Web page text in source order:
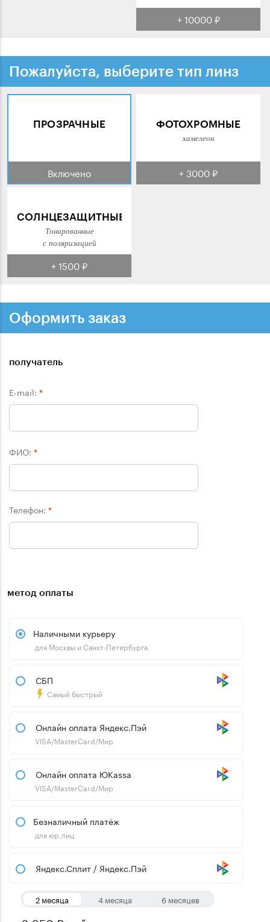
+ 10000 ₽
Пожалуйста, выберите тип линз
ПРОЗРАЧНЫЕ
Включено
ФОТОХРОМНЫЕ
хамелеон
+ 3000 ₽
СОЛНЦЕЗАЩИТНЫЕ
Тонированные
с поляризацией
+ 1500 ₽
Оформить заказ
получатель
E-mail: *
ФИО: *
Телефон: *
метод оплаты
Наличными курьеру
для Москвы и Санкт-Петербурга
СБП
Самый быстрый
Онлайн оплата Яндекс.Пэй
VISA/MasterCard/Мир
Онлайн оплата ЮKassa
VISA/MasterCard/Мир
Безналичный платёж
для юр.лиц
Яндекс.Сплит / Яндекс.Пэй
2 месяца 4 месяца 6 месяцев